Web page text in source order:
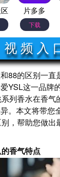
片多多
下载
视 频 入
88的区别一直
YSL这一品牌
列香水在香气
。本文将带您
，帮助您做出
香气特点